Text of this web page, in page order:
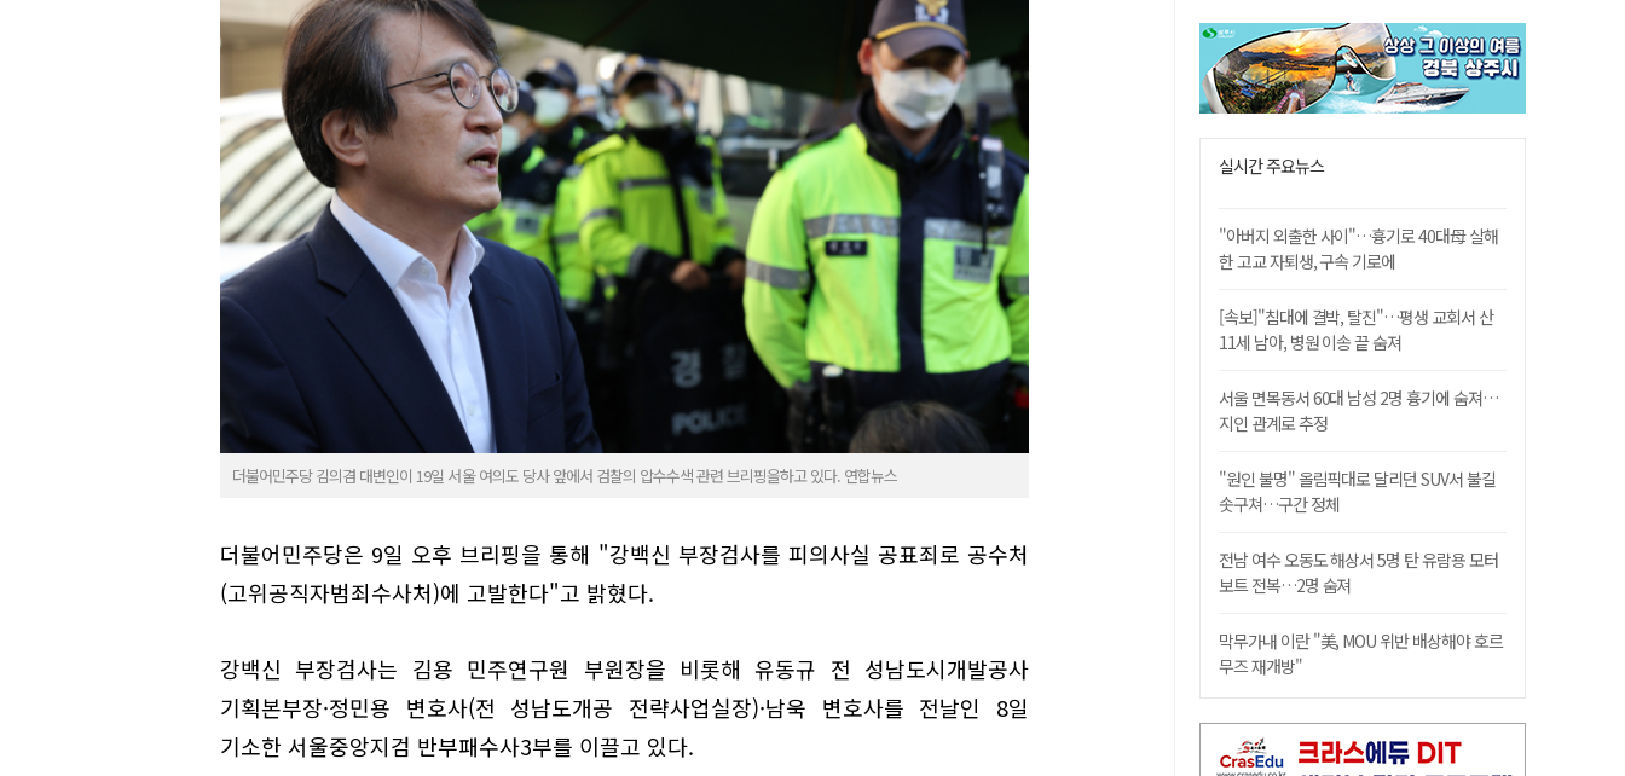
더불어민주당 김의겸 대변인이 19일 서울 여의도 당사 앞에서 검찰의 압수수색 관련 브리핑을하고 있다. 연합뉴스
더불어민주당은 9일 오후 브리핑을 통해 "강백신 부장검사를 피의사실 공표죄로 공수처
(고위공직자범죄수사처)에 고발한다"고 밝혔다.
강백신 부장검사는 김용 민주연구원 부원장을 비롯해 유동규 전 성남도시개발공사
기획본부장·정민용 변호사(전 성남도개공 전략사업실장)·남욱 변호사를 전날인 8일
기소한 서울중앙지검 반부패수사3부를 이끌고 있다.
실시간 주요뉴스
"아버지 외출한 사이"…흉기로 40대母 살해
한 고교 자퇴생, 구속 기로에
[속보]"침대에 결박, 탈진"…평생 교회서 산
11세 남아, 병원 이송 끝 숨져
서울 면목동서 60대 남성 2명 흉기에 숨져…
지인 관계로 추정
"원인 불명" 올림픽대로 달리던 SUV서 불길
솟구쳐…구간 정체
전남 여수 오동도 해상서 5명 탄 유람용 모터
보트 전복…2명 숨져
막무가내 이란 "美, MOU 위반 배상해야 호르
무즈 재개방"